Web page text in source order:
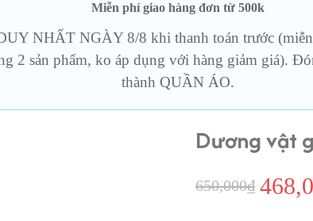
Sản phẩm khác
Miễn phí giao hàng đơn từ 500k
NHẤT NGÀY 8/8 khi thanh toán trước (miễn
2 sản phẩm, ko áp dụng với hàng giảm giá).
thành QUẦN ÁO.
Dương vật
650,000₫ Giá